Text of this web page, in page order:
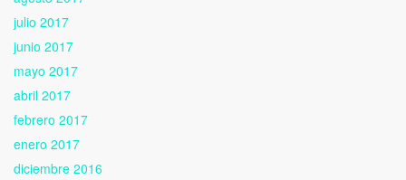
julio 2017
junio 2017
mayo 2017
abril 2017
febrero 2017
enero 2017
diciembre 2016